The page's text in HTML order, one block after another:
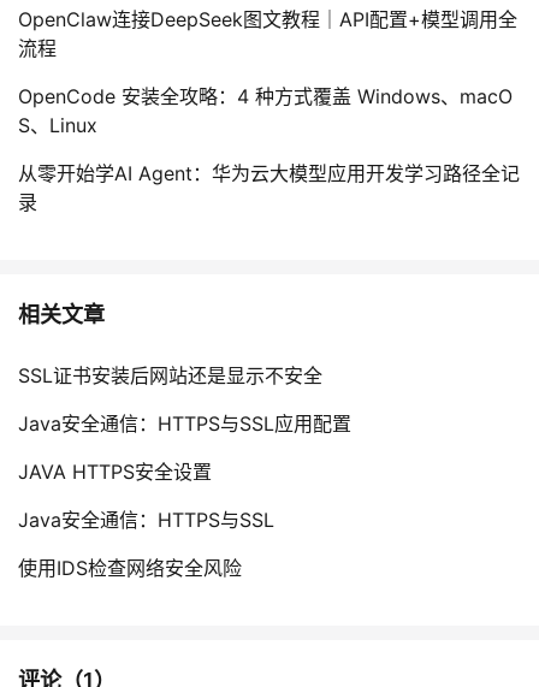
OpenClaw连接DeepSeek图文教程｜API配置+模型调用全
流程
OpenCode 安装全攻略：4 种方式覆盖 Windows、macO
S、Linux
从零开始学AI Agent：华为云大模型应用开发学习路径全记
录
相关文章
SSL证书安装后网站还是显示不安全
Java安全通信：HTTPS与SSL应用配置
JAVA HTTPS安全设置
Java安全通信：HTTPS与SSL
使用IDS检查网络安全风险
评论（1）